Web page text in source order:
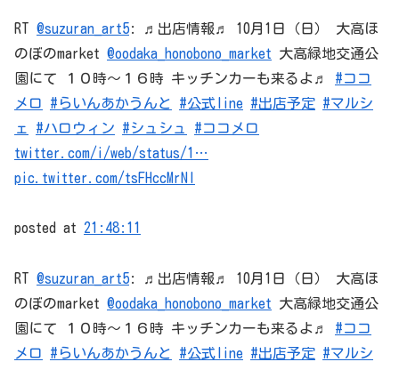
RT @suzuran_art5: ♬出店情報♬ 10月1日（日） 大高ほ
のぼのmarket @oodaka_honobono_market 大高緑地交通公
園にて １０時〜１６時 キッチンカーも来るよ♬ #ココ
メロ
#らいんあかうんと #公式line #出店予定 #マルシ
ェ
#ハロウィン #シュシュ
#ココメロ
twitter.com/i/web/status/1…
pic.twitter.com/tsFHccMrNI
posted at 21:48:11
RT @suzuran_art5: ♬出店情報♬ 10月1日（日） 大高ほ
のぼのmarket @oodaka_honobono_market 大高緑地交通公
園にて １０時〜１６時 キッチンカーも来るよ♬ #ココ
メロ
#らいんあかうんと #公式line #出店予定 #マルシ